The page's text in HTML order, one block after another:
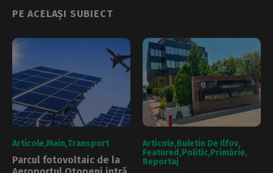
PE ACELAȘI SUBIECT
Articole Main Transport
Parcul fotovoltaic de la
Articole Buletin De Ilfov
Featured Politic Primărie
Reportaj